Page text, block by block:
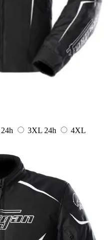
24h 3XL 24h
4XL